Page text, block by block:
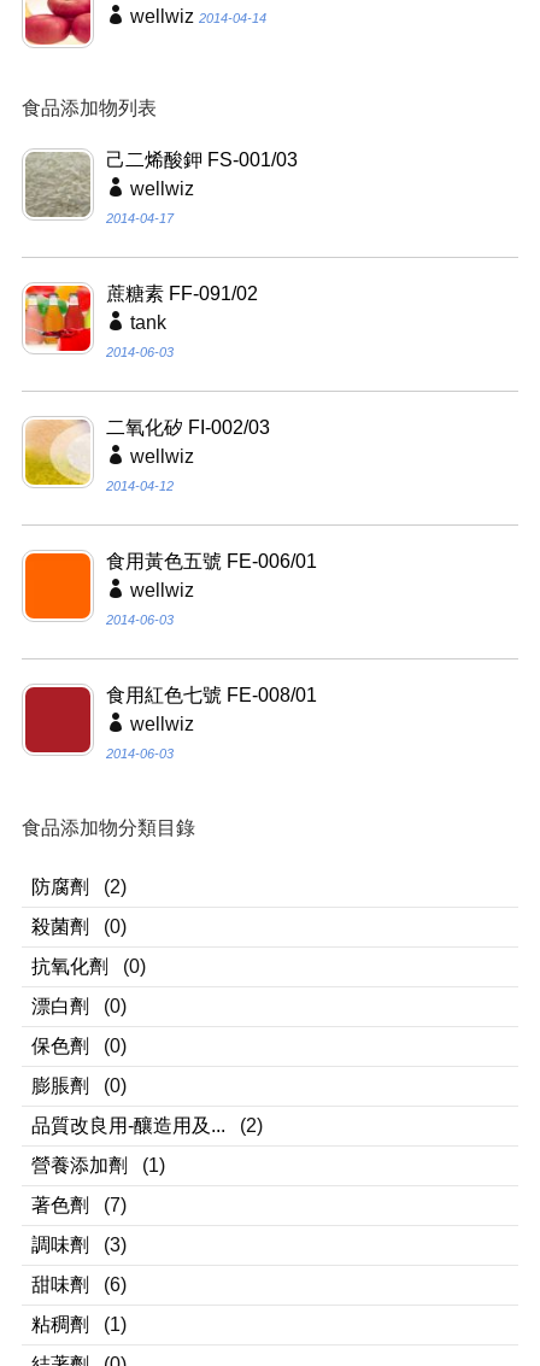
wellwiz 2014-04-14
食品添加物列表
己二烯酸鉀 FS-001/03
wellwiz
2014-04-17
蔗糖素 FF-091/02
tank
2014-06-03
二氧化矽 FI-002/03
wellwiz
2014-04-12
食用黃色五號 FE-006/01
wellwiz
2014-06-03
食用紅色七號 FE-008/01
wellwiz
2014-06-03
食品添加物分類目錄
防腐劑
(2)
殺菌劑
(0)
抗氧化劑
(0)
漂白劑
(0)
保色劑
(0)
膨脹劑
(0)
品質改良用-釀造用及...
(2)
營養添加劑
(1)
著色劑
(7)
調味劑
(3)
甜味劑
(6)
粘稠劑
(1)